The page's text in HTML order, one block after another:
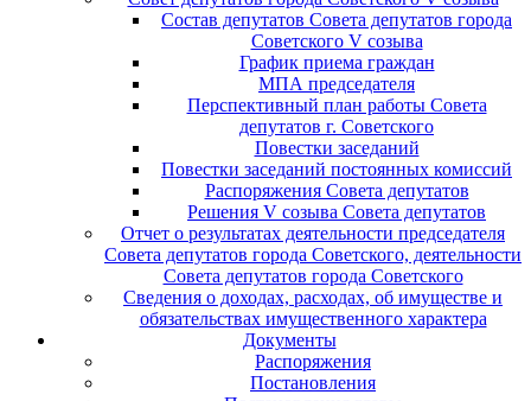
Состав депутатов Совета депутатов города
Советского V созыва
График приема граждан
МПА председателя
Перспективный план работы Совета
депутатов г. Советского
Повестки заседаний
Повестки заседаний постоянных комиссий
Распоряжения Совета депутатов
Решения V созыва Совета депутатов
Отчет о результатах деятельности председателя
Совета депутатов города Советского, деятельности
Совета депутатов города Советского
Сведения о доходах, расходах, об имуществе и
обязательствах имущественного характера
Документы
Распоряжения
Постановления